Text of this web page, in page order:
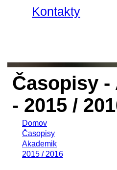
Kontakty
Časopisy -
- 2015 /
Domov
Časopisy
Akademik
2015 / 2016